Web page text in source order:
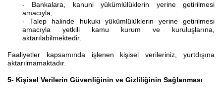
- Bankalara, kanuni yükümlülüklerin yerine getirilmesi
amacıyla,
- Talep halinde hukuki yükümlülüklerin yerine getirilmesi
amacıyla yetkili kamu kurum ve kuruluşlarına,
aktarılabilmektedir.
Faaliyetler kapsamında işlenen kişisel verileriniz, yurtdışına
aktarılmamaktadır.
5- Kişisel Verilerin Güvenliğinin ve Gizliliğinin Sağlanması